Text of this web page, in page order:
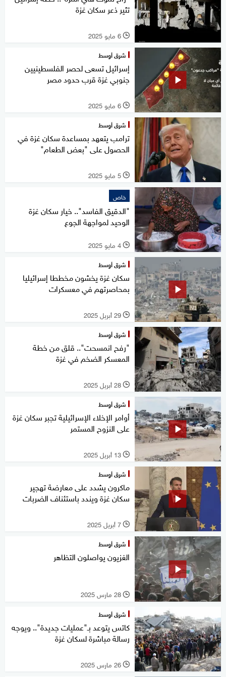
تثير ذعر سكان غزة
l 6 مايو 2025
شرق أوسط
إسرائيل تسعى لحصر الفلسطينيين
جنوبي غزة قرب حدود مصر
l 6 مايو 2025
شرق أوسط
ترامب يتعهد بمساعدة سكان غزة في
الحصول على "بعض الطعام"
l 5 مايو 2025
خاص
"الدقيق الفاسد".. خيار سكان غزة
الوحيد لمواجهة الجوع
l 4 مايو 2025
شرق أوسط
سكان غزة يخشون مخططا إسرائيليا
بمحاصرتهم في معسكرات
l 29 أبريل 2025
شرق أوسط
"رفح انمسحت".. قلق من خطة
المعسكر الضخم في غزة
l 28 أبريل 2025
شرق أوسط
أوامر الإخلاء الإسرائيلية تجبر سكان غزة
على النزوح المستمر
l 13 أبريل 2025
شرق أوسط
ماكرون يشدد على معارضة تهجير
سكان غزة ويندد باستئناف الضربات
l 7 أبريل 2025
شرق أوسط
الغزيون يواصلون التظاهر
l 28 مارس 2025
شرق أوسط
كاتس يتوعد بـ"عمليات جديدة".. ويوجه
رسالة مباشرة لسكان غزة
l 26 مارس 2025